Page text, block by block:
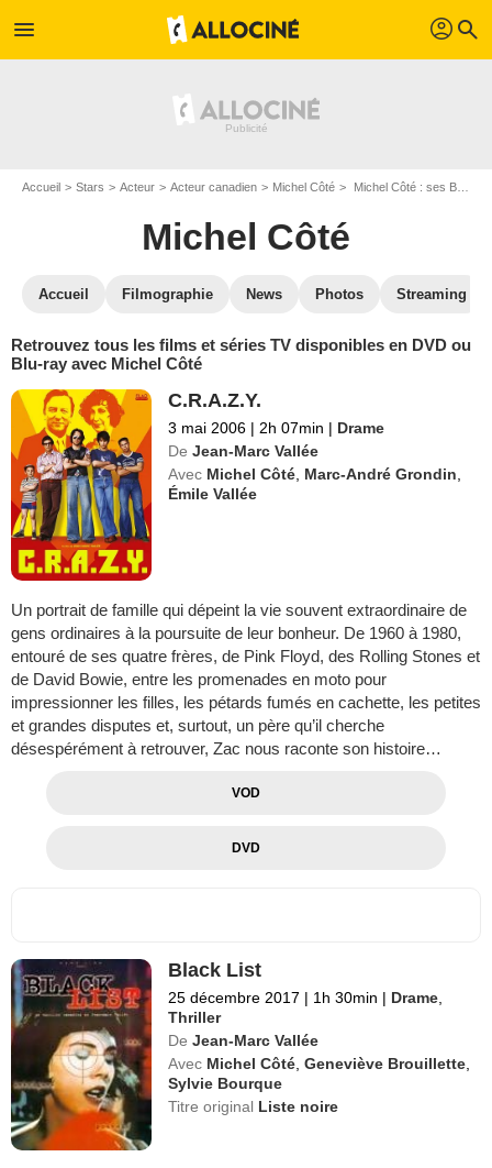
menu profil search
Accueil Stars Acteur Acteur canadien Michel Côté Michel Côté : ses Blu-Ray, DVD, VOD, SVOD
Michel Côté
Accueil Filmographie News Photos Streaming
Retrouvez tous les films et séries TV disponibles en DVD ou
Blu-ray avec Michel Côté
C.R.A.Z.Y.
3 mai 2006 | 2h 07min | Drame
De Jean-Marc Vallée
Avec Michel Côté Marc-André Grondin
Émile Vallée
Un portrait de famille qui dépeint la vie souvent extraordinaire de
gens ordinaires à la poursuite de leur bonheur. De 1960 à 1980,
entouré de ses quatre frères, de Pink Floyd, des Rolling Stones et
de David Bowie, entre les promenades en moto pour
impressionner les filles, les pétards fumés en cachette, les petites
et grandes disputes et, surtout, un père qu’il cherche
désespérément à retrouver, Zac nous raconte son histoire…
VOD
DVD
Black List
25 décembre 2017 | 1h 30min | Drame
Thriller
De Jean-Marc Vallée
Avec Michel Côté ,Geneviève Brouillette
Sylvie Bourque
Titre original Liste noire